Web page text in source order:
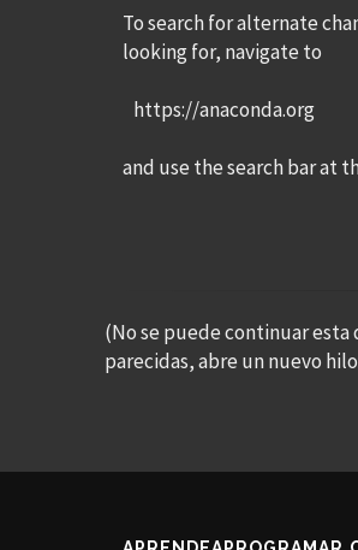
To search for alternate
looking for, navigate to
https://anaconda.org
and use the search bar at
(No se puede continuar esta
parecidas, abre un nuevo